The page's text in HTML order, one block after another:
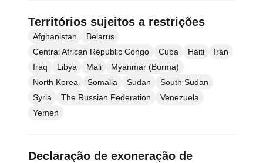
Territórios sujeitos a restrições
Afghanistan
Belarus
Central African Republic Congo
Cuba Haiti
Iran
Iraq
Libya Mali
Myanmar (Burma)
North Korea
Somalia Sudan
South Sudan
Syria
The Russian Federation
Venezuela
Yemen
Declaração de exoneração de